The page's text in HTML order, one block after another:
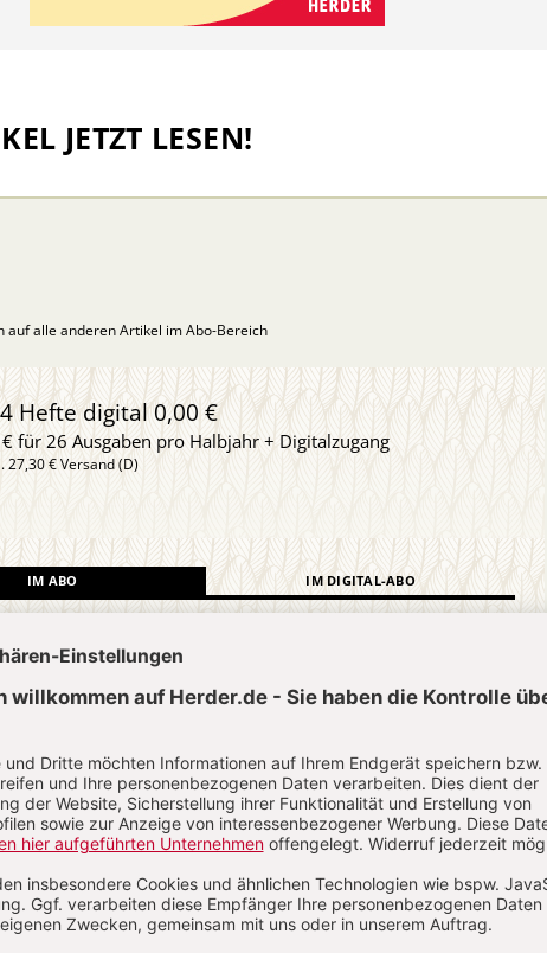
JETZT LESEN!
auf alle anderen Artikel im Abo-Bereich
Hefte digital 0,00 €
für 26 Ausgaben pro Halbjahr + Digitalzugang
27,30 € Versand (D)
IM ABO IM DIGITAL-ABO
Anmelden